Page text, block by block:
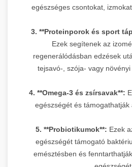
egészséges csontokat,
3. **Proteinporok és sport
Ezek segítenek az
regenerálódásban edzések
tejsavó-, szója- vagy
4. **Omega-3 és zsírsavak**:
egészségét és támogathatják
5. **Probiotikumok**: Ezek
egészségét támogató
emésztésben és